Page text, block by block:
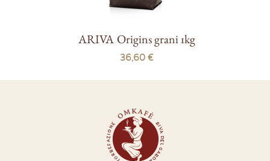
ARIVA Origins grani 1kg
36,60 €